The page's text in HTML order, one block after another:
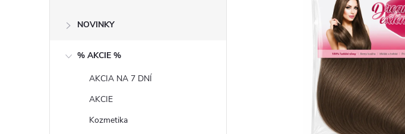
NOVINKY
% AKCIE %
AKCIA NA 7 DNÍ
AKCIE
Kozmetika